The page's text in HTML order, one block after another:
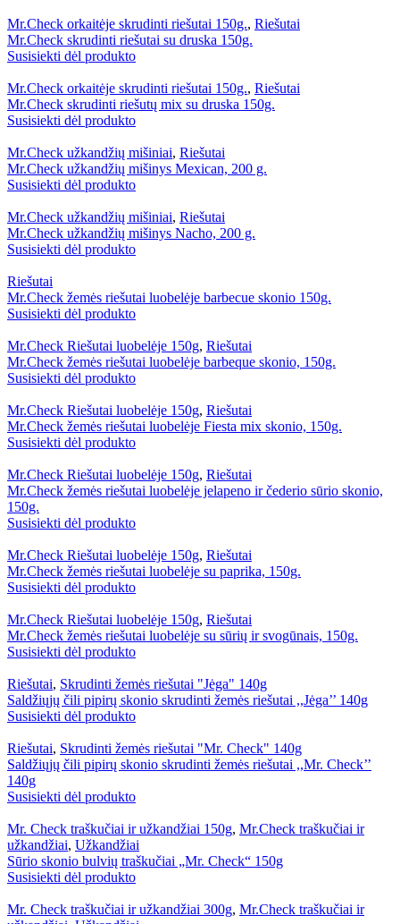
Mr.Check orkaitėje skrudinti riešutai 150g., Riešutai
Mr.Check skrudinti riešutai su druska 150g.
Susisiekti dėl produkto
Mr.Check orkaitėje skrudinti riešutai 150g., Riešutai
Mr.Check skrudinti riešutų mix su druska 150g.
Susisiekti dėl produkto
Mr.Check užkandžių mišiniai, Riešutai
Mr.Check užkandžių mišinys Mexican, 200 g.
Susisiekti dėl produkto
Mr.Check užkandžių mišiniai, Riešutai
Mr.Check užkandžių mišinys Nacho, 200 g.
Susisiekti dėl produkto
Riešutai
Mr.Check žemės riešutai luobelėje barbecue skonio 150g.
Susisiekti dėl produkto
Mr.Check Riešutai luobelėje 150g, Riešutai
Mr.Check žemės riešutai luobelėje barbeque skonio, 150g.
Susisiekti dėl produkto
Mr.Check Riešutai luobelėje 150g, Riešutai
Mr.Check žemės riešutai luobelėje Fiesta mix skonio, 150g.
Susisiekti dėl produkto
Mr.Check Riešutai luobelėje 150g, Riešutai
Mr.Check žemės riešutai luobelėje jelapeno ir čederio sūrio skonio,
150g.
Susisiekti dėl produkto
Mr.Check Riešutai luobelėje 150g, Riešutai
Mr.Check žemės riešutai luobelėje su paprika, 150g.
Susisiekti dėl produkto
Mr.Check Riešutai luobelėje 150g, Riešutai
Mr.Check žemės riešutai luobelėje su sūrių ir svogūnais, 150g.
Susisiekti dėl produkto
Riešutai, Skrudinti žemės riešutai "Jėga" 140g
Saldžiųjų čili pipirų skonio skrudinti žemės riešutai ,,Jėga’’ 140g
Susisiekti dėl produkto
Riešutai, Skrudinti žemės riešutai "Mr. Check" 140g
Saldžiųjų čili pipirų skonio skrudinti žemės riešutai ,,Mr. Check’’
140g
Susisiekti dėl produkto
Mr. Check traškučiai ir užkandžiai 150g, Mr.Check traškučiai ir
užkandžiai, Užkandžiai
Sūrio skonio bulvių traškučiai „Mr. Check“ 150g
Susisiekti dėl produkto
Mr. Check traškučiai ir užkandžiai 300g, Mr.Check traškučiai ir